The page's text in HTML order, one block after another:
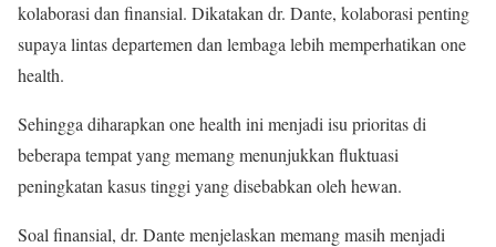
kolaborasi dan finansial. Dikatakan dr. Dante, kolaborasi penting
supaya lintas departemen dan lembaga lebih memperhatikan one
health.
Sehingga diharapkan one health ini menjadi isu prioritas di
beberapa tempat yang memang menunjukkan fluktuasi
peningkatan kasus tinggi yang disebabkan oleh hewan.
Soal finansial, dr. Dante menjelaskan memang masih menjadi